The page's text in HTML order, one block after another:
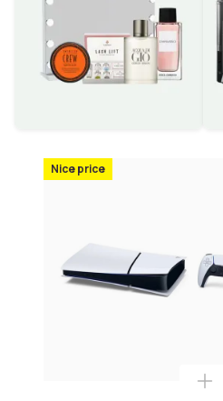
Nice price